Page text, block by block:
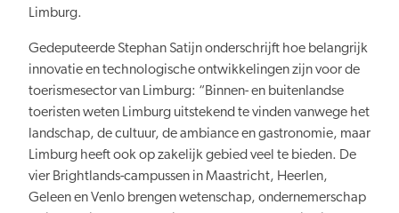
Limburg.
Gedeputeerde Stephan Satijn onderschrijft hoe belangrijk
innovatie en technologische ontwikkelingen zijn voor de
toerismesector van Limburg: “Binnen- en buitenlandse
toeristen weten Limburg uitstekend te vinden vanwege het
landschap, de cultuur, de ambiance en gastronomie, maar
Limburg heeft ook op zakelijk gebied veel te bieden. De
vier Brightlands-campussen in Maastricht, Heerlen,
Geleen en Venlo brengen wetenschap, ondernemerschap